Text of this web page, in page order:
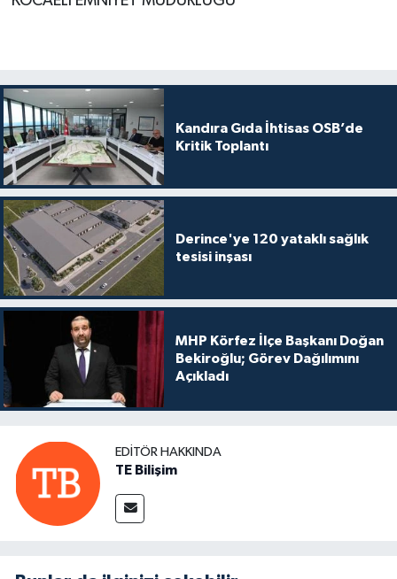
Kandıra Gıda İhtisas OSB’de
Kritik Toplantı
Derince'ye 120 yataklı sağlık
tesisi inşası
MHP Körfez İlçe Başkanı Doğan
Bekiroğlu; Görev Dağılımını
Açıkladı
EDITÖR HAKKINDA
TE Bilişim